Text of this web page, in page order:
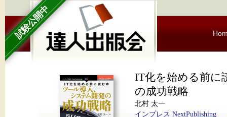
試験公開中
IT化を始める前
の成功戦略
北村 太一
インプレス NextPublishing